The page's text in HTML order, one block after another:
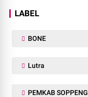
LABEL
BONE
Lutra
PEMKAB SOPPENG